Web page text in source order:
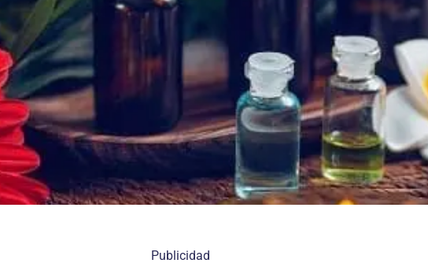
Publicidad